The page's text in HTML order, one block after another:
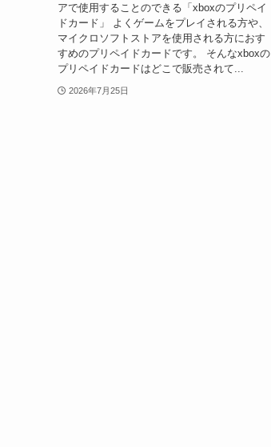
アで使用することのできる「xboxのプリペイ
ドカード」 よくゲームをプレイされる方や、
マイクロソフトストアを使用される方におす
すめのプリペイドカードです。 そんなxboxの
プリペイドカードはどこで販売されて...
2026年7月25日